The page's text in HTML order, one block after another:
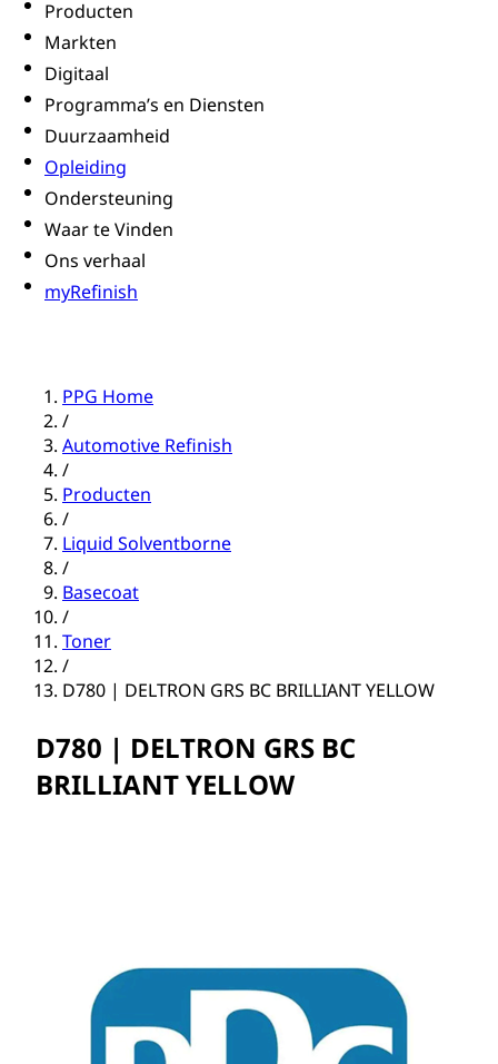
Producten
Markten
Digitaal
Programma’s en Diensten
Duurzaamheid
Opleiding
Ondersteuning
Waar te Vinden
Ons verhaal
myRefinish
PPG Home
/
Automotive Refinish
/
Producten
/
Liquid Solventborne
/
Basecoat
/
Toner
/
D780 | DELTRON GRS BC BRILLIANT YELLOW
D780 | DELTRON GRS BC
BRILLIANT YELLOW